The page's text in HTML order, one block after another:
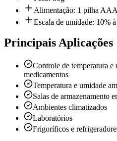
Alimentação: 1 pilha AAA
Escala de umidade: 10%
Principais Aplicações
Controle de temperatura e
medicamentos
Temperatura e umidade
Salas de armazenamento
Ambientes climatizados
Laboratórios
Frigoríficos e